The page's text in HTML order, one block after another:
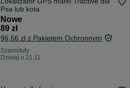
Psa lub kota
Nowe
89 zł
96,56 zł z Pakietem Ochronnym
Szamotuły
Dzisiaj o 21:11